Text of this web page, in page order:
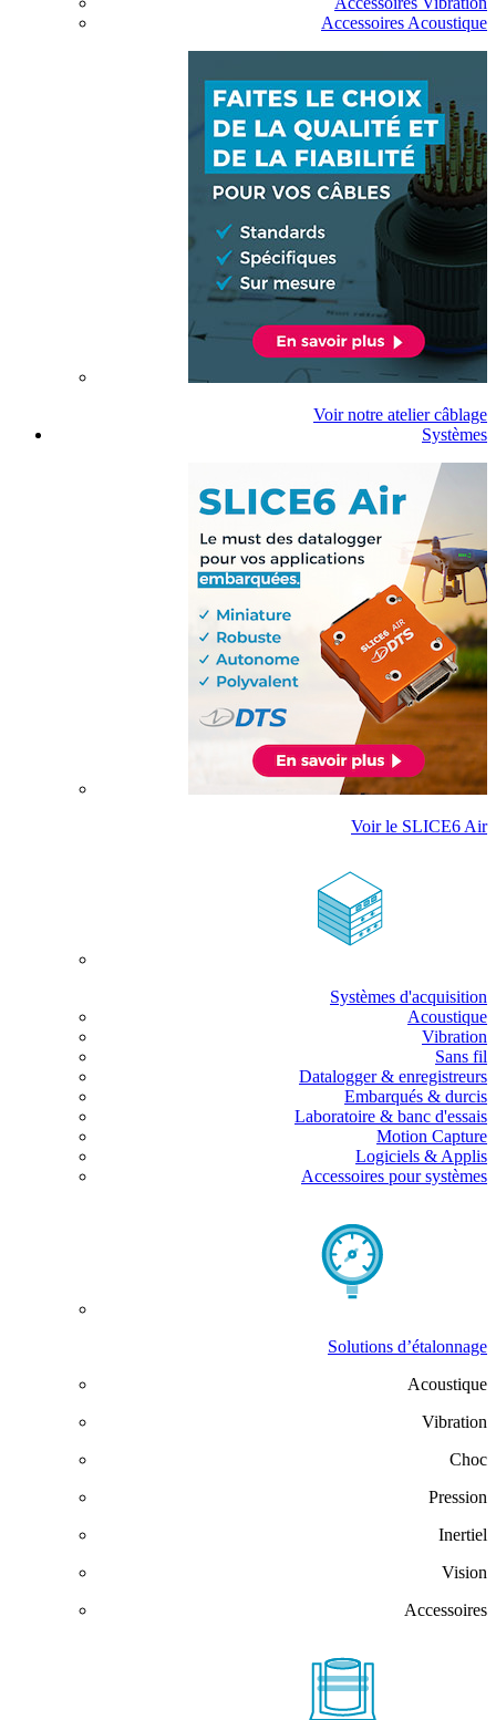
Accessoires Acoustique
Voir notre atelier câblage
Systèmes
Voir le SLICE6 Air
Systèmes d'acquisition
Acoustique
Vibration
Sans fil
Datalogger & enregistreurs
Embarqués & durcis
Laboratoire & banc d'essais
Motion Capture
Logiciels & Applis
Accessoires pour systèmes
Solutions d’étalonnage
Acoustique
Vibration
Choc
Pression
Inertiel
Vision
Accessoires